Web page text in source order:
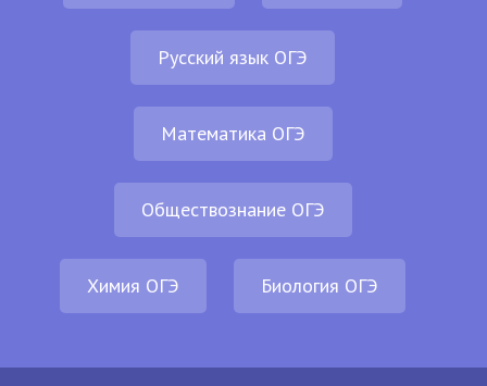
Русский язык ОГЭ
Математика ОГЭ
Обществознание ОГЭ
Химия ОГЭ Биология ОГЭ